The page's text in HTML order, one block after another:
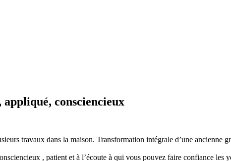
consciencieux
travaux dans la maison. Transformation intégrale d’une ancienne
, patient et à l’écoute à qui vous pouvez faire confiance les